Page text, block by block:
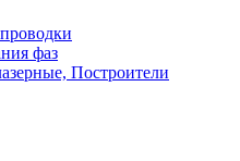
фаз
Построители